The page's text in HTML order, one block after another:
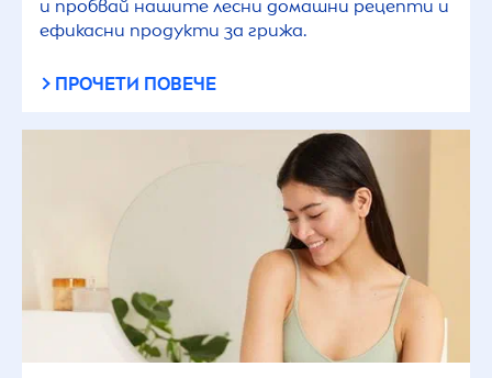
За всеки тип коса
ИЗБРАНИ ФИЛТРИ
и пробвай нашите лесни домашни рецепти и
ефикасни продукти за грижа.
ПРОЧЕТИ ПОВЕЧЕ